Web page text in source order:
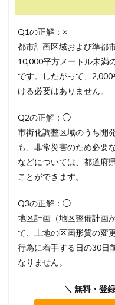
Q1の正解：×
都市計画区域および準都
10,000平方メートル未満
です。したがって、
ける必要はありません。
Q2の正解：◯
市街化調整区域のうち開
も、非常災害のため必要
などについては、都道府
ことができます。
Q3の正解：◯
地区計画（地区整備計画
て、土地の区画形質の変
行為に着手する日の30日
なりません。
＼ 無料・登